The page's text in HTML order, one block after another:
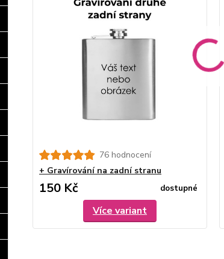
76 hodnocení
+ Gravírování na zadní stranu
150 Kč dostupné
Více variant